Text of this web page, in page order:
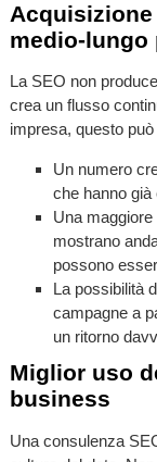
medio-lungo
La SEO non
crea un flusso
impresa, questo
Un numero
che hanno
Una
mostrano
possono
La possibilità
campagne a
un ritorno
Miglior uso
business
Una consulenza